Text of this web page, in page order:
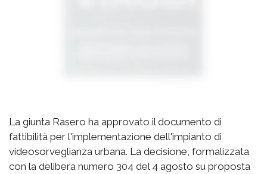
La giunta Rasero ha approvato il documento di
fattibilità per l'implementazione dell'impianto di
videosorveglianza urbana. La decisione, formalizzata
con la delibera numero 304 del 4 agosto su proposta